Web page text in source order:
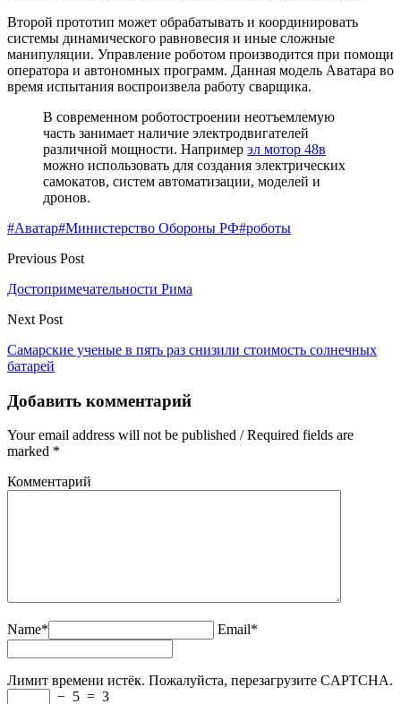
Второй прототип может обрабатывать и координировать
системы динамического равновесия и иные сложные
манипуляции. Управление роботом производится при помощи
оператора и автономных программ. Данная модель Аватара во
время испытания воспроизвела работу сварщика.
В современном роботостроении неотъемлемую
часть занимает наличие электродвигателей
различной мощности. Например эл мотор 48в
можно использовать для создания электрических
самокатов, систем автоматизации, моделей и
дронов.
#Аватар#Министерство Обороны РФ#роботы
Previous Post
Достопримечательности Рима
Next Post
Самарские ученые в пять раз снизили стоимость солнечных
батарей
Добавить комментарий
Your email address will not be published / Required fields are
marked *
Комментарий
Name* Email*
Лимит времени истёк. Пожалуйста, перезагрузите CAPTCHA.
− 5 = 3